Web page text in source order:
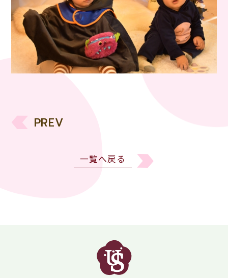
PREV
一覧へ戻る